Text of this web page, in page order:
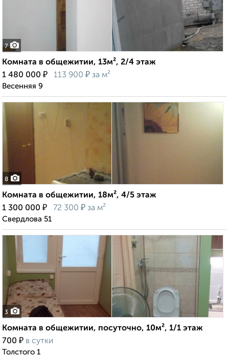
7
Комната в общежитии, 13м², 2/4 этаж
1 480 000 ₽ 113 900 ₽ за м²
Весенняя 9
8
Комната в общежитии, 18м², 4/5 этаж
1 300 000 ₽ 72 300 ₽ за м²
Свердлова 51
3
Комната в общежитии, посуточно, 10м², 1/1 этаж
700 ₽ в сутки
Толстого 1